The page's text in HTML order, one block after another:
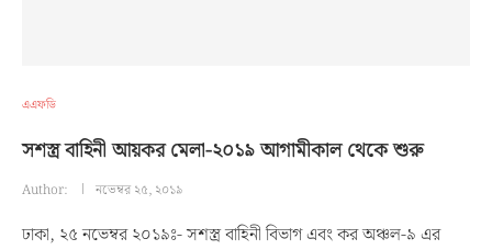
এএফডি
সশস্ত্র বাহিনী আয়কর মেলা-২০১৯ আগামীকাল থেকে শুরু
Author: নভেম্বর ২৫, ২০১৯
ঢাকা, ২৫ নভেম্বর ২০১৯ঃ- সশস্ত্র বাহিনী বিভাগ এবং কর অঞ্চল-৯ এর